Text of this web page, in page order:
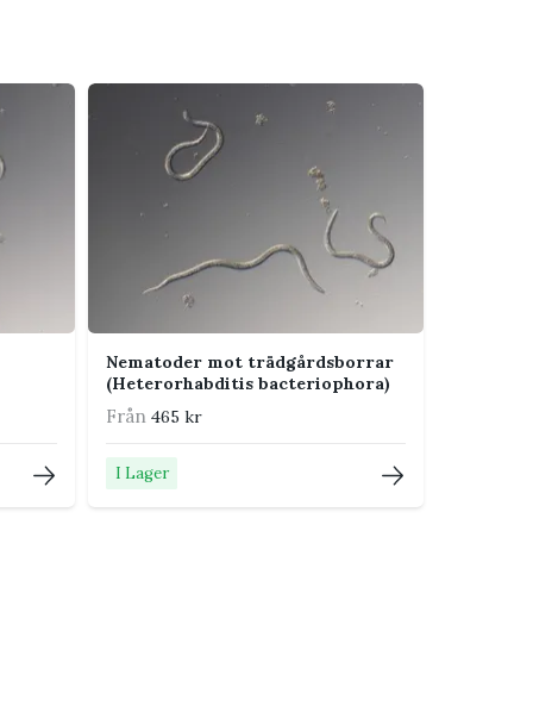
Nematoder mot trädgårdsborrar
(Heterorhabditis bacteriophora)
Från 465 kr
I Lager